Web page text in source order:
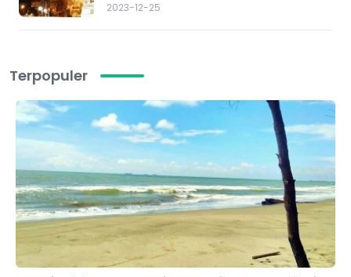
2023-12-25
Terpopuler